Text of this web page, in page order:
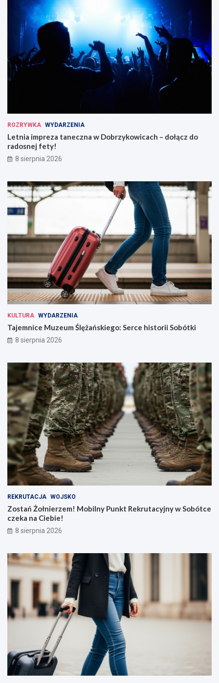
ROZRYWKA WYDARZENIA
Letnia impreza taneczna w Dobrzykowicach – dołącz do
radosnej fety!
8 sierpnia 2026
KULTURA WYDARZENIA
Tajemnice Muzeum Ślężańskiego: Serce historii Sobótki
8 sierpnia 2026
REKRUTACJA WOJSKO
Zostań Żołnierzem! Mobilny Punkt Rekrutacyjny w Sobótce
czeka na Ciebie!
8 sierpnia 2026